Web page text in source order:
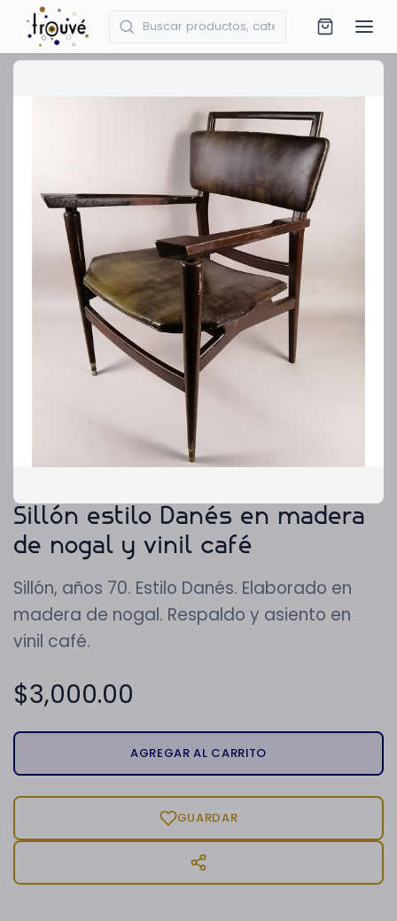
Sillón estilo Danés en madera
de nogal y vinil café
Sillón, años 70. Estilo Danés. Elaborado en
madera de nogal. Respaldo y asiento en
vinil café.
$3,000.00
AGREGAR AL CARRITO
GUARDAR